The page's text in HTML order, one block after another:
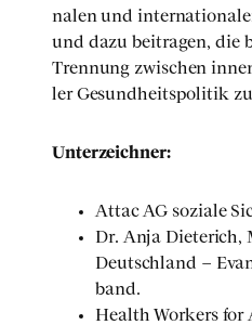
na­len und
und dazu bei­tra­gen, die
Tren­nung zwi­schen
ler Gesund­heits­po­li­tik
Unter­zeich­ner:
Attac AG sozia­le
Dr. Anja Die­te­rich,
Deutsch­land –
band.
Health Workers for